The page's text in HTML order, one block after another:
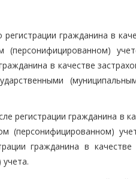
гражданина в
в качестве
регистрации гражданина в
(персонифицированном)
гражданина в